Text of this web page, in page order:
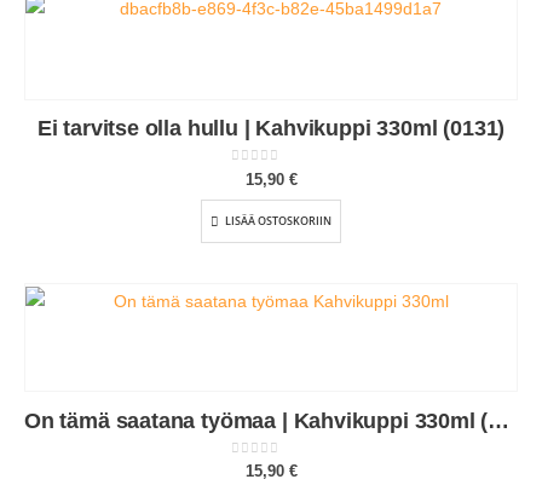
Ei tarvitse olla hullu | Kahvikuppi 330ml (0131)
out of 5
15,90 €
LISÄÄ OSTOSKORIIN
On tämä saatana työmaa | Kahvikuppi 330ml (0018)
out of 5
15,90 €